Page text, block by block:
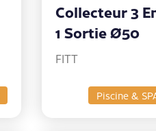
Piscine &
Collecteur 3
1 Sortie Ø50
FITT